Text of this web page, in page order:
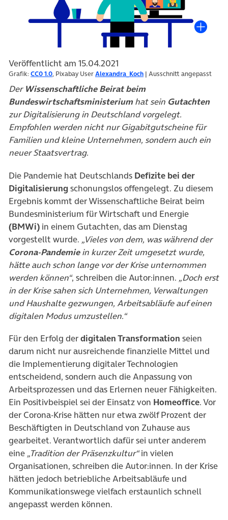
Veröffentlicht am 15.04.2021
Grafik: CC0 1.0, Pixabay UserAlexandra_Koch | Ausschnitt angepasst
Der Wissenschaftliche Beirat beim
Bundeswirtschaftsministeriumhat sein Gutachten
zur Digitalisierung in Deutschland vorgelegt.
Empfohlen werden nicht nur Gigabitgutscheine für
Familien und kleine Unternehmen, sondern auch ein
neuer Staatsvertrag.
Die Pandemie hat Deutschlands Defizite bei der
Digitalisierung schonungslos offengelegt. Zu diesem
Ergebnis kommt der Wissenschaftliche Beirat beim
Bundesministerium für Wirtschaft und Energie
(BMWi) in einem Gutachten, das am Dienstag
vorgestellt wurde. „Vieles von dem, was während der
Corona-Pandemiein kurzer Zeit umgesetzt wurde,
hätte auch schon lange vor der Krise unternommen
werden können“, schreiben die Autor:innen. „Doch erst
in der Krise sahen sich Unternehmen, Verwaltungen
und Haushalte gezwungen, Arbeitsabläufe auf einen
digitalen Modus umzustellen.“
Für den Erfolg derdigitalen Transformation seien
darum nicht nur ausreichende finanzielle Mittel und
die Implementierung digitaler Technologien
entscheidend, sondern auch die Anpassung von
Arbeitsprozessen und das Erlernen neuer Fähigkeiten.
Ein Positivbeispiel sei der Einsatz von Homeoffice. Vor
der Corona-Krise hätten nur etwa zwölf Prozent der
Beschäftigten in Deutschland von Zuhause aus
gearbeitet. Verantwortlich dafür sei unter anderem
eine „Tradition der Präsenzkultur“in vielen
Organisationen, schreiben die Autor:innen. In der Krise
hätten jedoch betriebliche Arbeitsabläufe und
Kommunikationswege vielfach erstaunlich schnell
angepasst werden können.